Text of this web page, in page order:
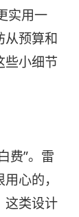
实用一
从预算和
些小细节
费”。雷
心的，
这类设计